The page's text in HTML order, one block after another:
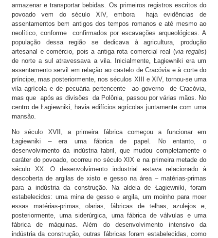
armazenar e transportar bebidas. Os primeiros registros escritos do
povoado vem do século XIV, embora haja evidências de
assentamentos bem antigos dos tempos romanos e até mesmo ao
neolítico, conforme confirmados por escavações arqueológicas. A
população dessa região se dedicava à agricultura, produção
artesanal e comércio, pois a antiga rota comercial real (via regalis)
de norte a sul atravessava a vila. Inicialmente, Łagiewniki era um
assentamento servil em relação ao castelo de Cracóvia e à corte do
príncipe, mas posteriormente, nos séculos XIII e XIV, tornou-se uma
vila agrícola e de pecuária pertencente ao governo de Cracóvia,
mas que após as divisões da Polônia, passou por várias mãos. No
centro de Łagiewniki, havia edifícios agrícolas juntamente com uma
mansão.
No século XVII, a primeira fábrica começou a funcionar em
Łagiewniki – era uma fábrica de papel. No entanto, o
desenvolvimento da indústria fabril, que mudou completamente o
caráter do povoado, ocorreu no século XIX e na primeira metade do
século XX. O desenvolvimento industrial estava relacionado à
descoberta de argilas de xisto e gesso na área – matérias-primas
para a indústria da construção. Na aldeia de Łagiewniki, foram
estabelecidos: uma mina de gesso e argila, um moinho para moer
essas matérias-primas, olarias, fábricas de telhas, azulejos e,
posteriormente, uma siderúrgica, uma fábrica de válvulas e uma
fábrica de máquinas. Além do desenvolvimento intensivo da
indústria da construção, outras fábricas foram estabelecidas, como